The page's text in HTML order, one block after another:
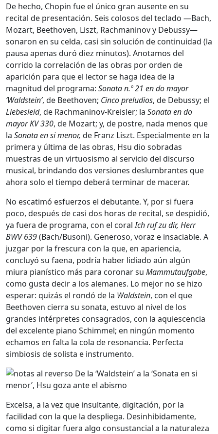
De hecho, Chopin fue el único gran ausente en su
recital de presentación. Seis colosos del teclado —Bach,
Mozart, Beethoven, Liszt, Rachmaninov y Debussy—
sonaron en su celda, casi sin solución de continuidad (la
pausa apenas duró diez minutos). Anotamos del
corrido la correlación de las obras por orden de
aparición para que el lector se haga idea de la
magnitud del programa: Sonata n.º 21 en do mayor
‘Waldstein’, de Beethoven; Cinco preludios, de Debussy; el
Liebesleid, de Rachmaninov-Kreisler; la Sonata en do
mayor KV 330, de Mozart; y, de postre, nada menos que
la Sonata en si menor, de Franz Liszt. Especialmente en la
primera y última de las obras, Hsu dio sobradas
muestras de un virtuosismo al servicio del discurso
musical, brindando dos versiones deslumbrantes que
ahora solo el tiempo deberá terminar de macerar.
No escatimó esfuerzos el debutante. Y, por si fuera
poco, después de casi dos horas de recital, se despidió,
ya fuera de programa, con el coralIch ruf zu dir, Herr
BWV 639(Bach/Busoni). Generoso, voraz e insaciable. A
juzgar por la frescura con la que, en apariencia,
concluyó su faena, podría haber lidiado aún algún
miura pianístico más para coronar su Mammutaufgabe,
como gusta decir a los alemanes. Lo mejor no se hizo
esperar: quizás el rondó de la Waldstein, con el que
Beethoven cierra su sonata, estuvo al nivel de los
grandes intérpretes consagrados, con la aquiescencia
del excelente piano Schimmel; en ningún momento
echamos en falta la cola de resonancia. Perfecta
simbiosis de solista e instrumento.
Excelsa, a la vez que insultante, digitación, por la
facilidad con la que la despliega. Desinhibidamente,
como si digitar fuera algo consustancial a la naturaleza